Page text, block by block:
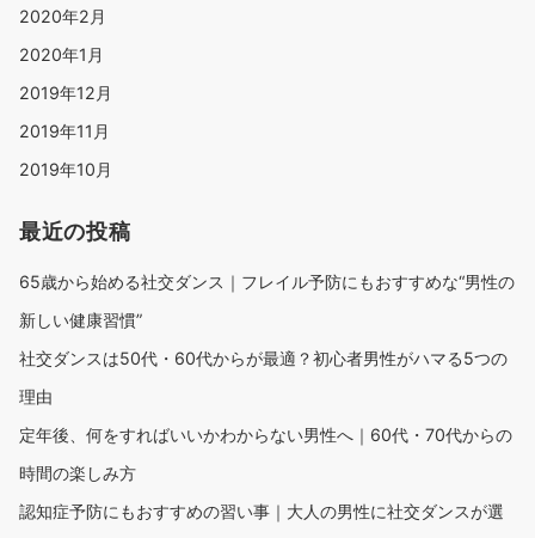
2020年2月
2020年1月
2019年12月
2019年11月
2019年10月
最近の投稿
65歳から始める社交ダンス｜フレイル予防にもおすすめな“男性の
新しい健康習慣”
社交ダンスは50代・60代からが最適？初心者男性がハマる5つの
理由
定年後、何をすればいいかわからない男性へ｜60代・70代からの
時間の楽しみ方
認知症予防にもおすすめの習い事｜大人の男性に社交ダンスが選